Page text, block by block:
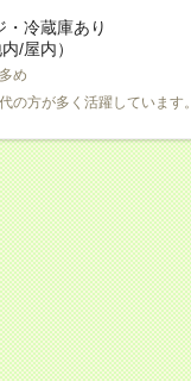
冷蔵庫あり
/屋内）
め
の方が多く活躍しています。